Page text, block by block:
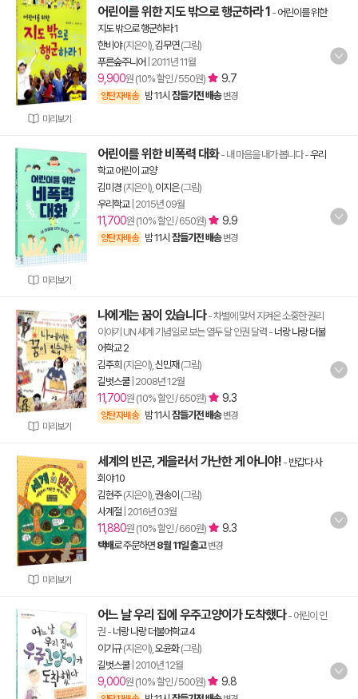
미리보기
어린이를 위한 지도 밖으로 행군하라 1 - 어린이를 위한
지도 밖으로 행군하라 1
한비야(지은이), 김무연(그림)
푸른숲주니어 2011년 11월
9,900원 (10% 할인 / 550원) 9.7
양탄자배송 밤 11시 잠들기전 배송 변경
미리보기
어린이를 위한 비폭력 대화- 내 마음을 내가 봅니다-우리
학교 어린이 교양
김미경 (지은이), 이지은(그림)
우리학교| 2015년 09월
11,700원 (10% 할인 / 650원) 9.9
양탄자배송 밤 11시 잠들기전 배송 변경
미리보기
나에게는 꿈이 있습니다- 차별에 맞서 지켜온 소중한 권리
이야기 UN 세계 기념일로 보는 열두 달 인권 달력 - 너랑 나랑 더불
어학교 2
김주희 (지은이), 신민재 (그림)
길벗스쿨| 2008년 12월
11,700원 (10% 할인 / 650원) 9.3
양탄자배송 밤 11시 잠들기전 배송 변경
미리보기
세계의 빈곤, 게을러서 가난한 게 아니야! - 반갑다 사
회야 10
김현주(지은이), 권송이 (그림)
사계절 2016년 03월
11,880원 (10% 할인 / 660원) 9.3
택배로 주문하면 8월 11일 출고 변경
어느 날 우리 집에 우주고양이가 도착했다- 어린이 인
권 - 너랑 나랑 더불어학교 4
이기규(지은이), 오윤화(그림)
길벗스쿨| 2010년 12월
9,000원 (10% 할인 / 500원) 9.8